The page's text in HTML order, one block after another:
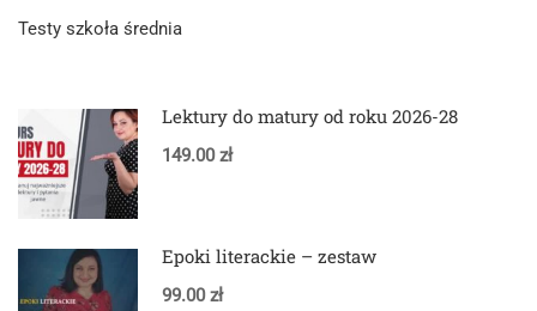
Testy szkoła średnia
Lektury do matury od roku 2026-28
149.00 zł
Epoki literackie – zestaw
99.00 zł